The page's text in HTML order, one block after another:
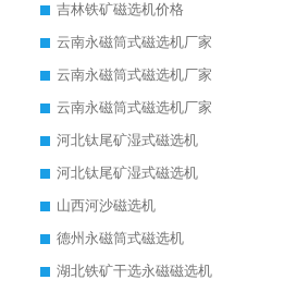
吉林铁矿磁选机价格
云南永磁筒式磁选机厂家
云南永磁筒式磁选机厂家
云南永磁筒式磁选机厂家
河北钛尾矿湿式磁选机
河北钛尾矿湿式磁选机
山西河沙磁选机
德州永磁筒式磁选机
湖北铁矿干选永磁磁选机